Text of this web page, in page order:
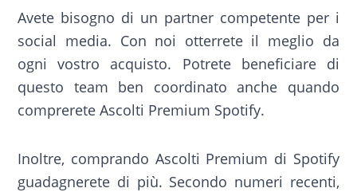
Avete bisogno di un partner competente per i
social media. Con noi otterrete il meglio da
ogni vostro acquisto. Potrete beneficiare di
questo team ben coordinato anche quando
comprerete Ascolti Premium Spotify.
Inoltre, comprando Ascolti Premium di Spotify
guadagnerete di più. Secondo numeri recenti,